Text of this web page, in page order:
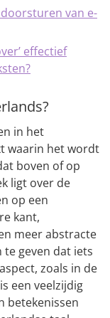
van e-
effectief
in het
waarin het wordt
boven of op
ligt over de
op een
kant,
meer abstracte
te geven dat iets
zoals in de
een veelzijdig
betekenissen